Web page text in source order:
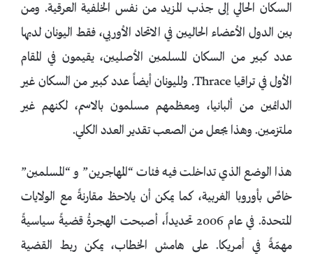
السكان الحالي إلى جذب المزيد من نفس الخلفية العرقية. ومن
بين الدول الأعضاء الحاليين في الاتحاد الأوربي، فقط اليونان لديها
عدد كبير من السكان المسلمين الأصليين، يقيمون في المقام
الأول في تراقيا Thrace. ولليونان أيضاً عدد كبير من السكان غير
الدائمين من ألبانيا، ومعظمهم مسلمون بالاسم، لكنهم غير
ملتزمين. وهذا يجعل من الصعب تقدير العدد الكلي.
هذا الوضع الذي تداخلت فيه فئات “المهاجرين” و “المسلمين”
خاصٌ بأوروبا الغربية، كما يمكن أن يلاحظ مقارنةً مع الولايات
المتحدة. في عام 2006 تحديداً، أصبحت الهجرةُ قضيةً سياسيةً
مهمّةً في أمريكا. على هامش الخطاب، يمكن ربط القضية